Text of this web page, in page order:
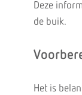
Deze
de buik.
Het is